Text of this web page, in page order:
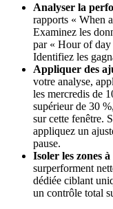
Analyser la
rapports « When
Examinez les
par « Hour of
Identifiez les
Appliquer des
votre analyse,
les mercredis de
supérieur de 30
sur cette fenêtre.
appliquez un
pause.
Isoler les zones
surperforment
dédiée ciblant
un contrôle total